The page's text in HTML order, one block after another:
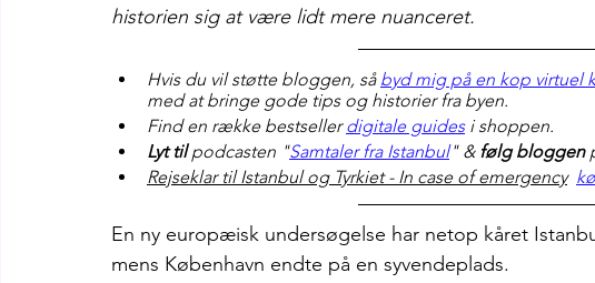
historien sig at være lidt mere nuanceret.
Hvis du vil støtte bloggen, så byd mig på en kop virtuel
med at bringe gode tips og historier fra byen.
Find en række bestseller digitale guides i shoppen.
Lyt til podcasten "Samtaler fra Istanbul" & følg bloggen
Rejseklar til Istanbul og Tyrkiet - In case of emergency
En ny europæisk undersøgelse har netop kåret
mens København endte på en syvendeplads.